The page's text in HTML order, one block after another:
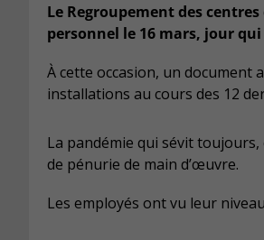
Le Regroupement des
personnel le 16 mars, jour qui
À cette occasion, un document
installations au cours des 12
La pandémie qui sévit toujours,
de pénurie de main d’œuvre.
Les employés ont vu leur